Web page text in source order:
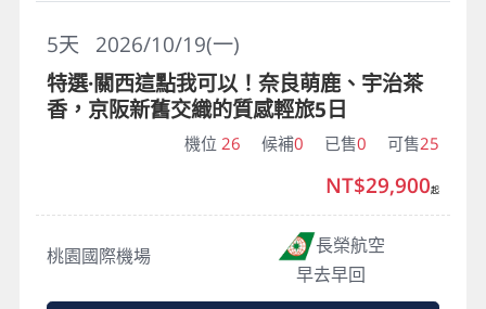
2026/10/19(一)
5天
特選·關西這點我可以！奈良萌鹿、宇治茶
香，京阪新舊交織的質感輕旅5日
機位 26 候補0 已售0 可售25
桃園國際機場
長榮航空
早去早回
NT$29,900起